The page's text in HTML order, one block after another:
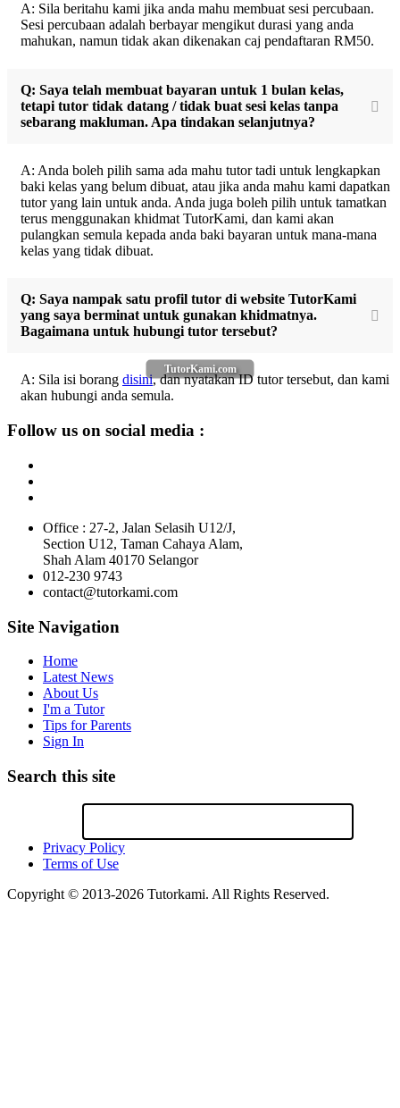
TutorKami.com
A: Sila beritahu kami jika anda mahu membuat sesi percubaan.
Sesi percubaan adalah berbayar mengikut durasi yang anda
mahukan, namun tidak akan dikenakan caj pendaftaran RM50.
Q: Saya telah membuat bayaran untuk 1 bulan kelas,
tetapi tutor tidak datang / tidak buat sesi kelas tanpa
sebarang makluman. Apa tindakan selanjutnya?
A: Anda boleh pilih sama ada mahu tutor tadi untuk lengkapkan
baki kelas yang belum dibuat, atau jika anda mahu kami dapatkan
tutor yang lain untuk anda. Anda juga boleh pilih untuk tamatkan
terus menggunakan khidmat TutorKami, dan kami akan
pulangkan semula kepada anda baki bayaran untuk mana-mana
kelas yang tidak dibuat.
Q: Saya nampak satu profil tutor di website TutorKami
yang saya berminat untuk gunakan khidmatnya.
Bagaimana untuk hubungi tutor tersebut?
A: Sila isi borang disini, dan nyatakan ID tutor tersebut, dan kami
akan hubungi anda semula.
Follow us on social media :
Office : 27-2, Jalan Selasih U12/J,
Section U12, Taman Cahaya Alam,
Shah Alam 40170 Selangor
012-230 9743
contact@tutorkami.com
Site Navigation
Home
Latest News
About Us
I'm a Tutor
Tips for Parents
Sign In
Search this site
Privacy Policy
Terms of Use
Copyright © 2013-2026 Tutorkami. All Rights Reserved.